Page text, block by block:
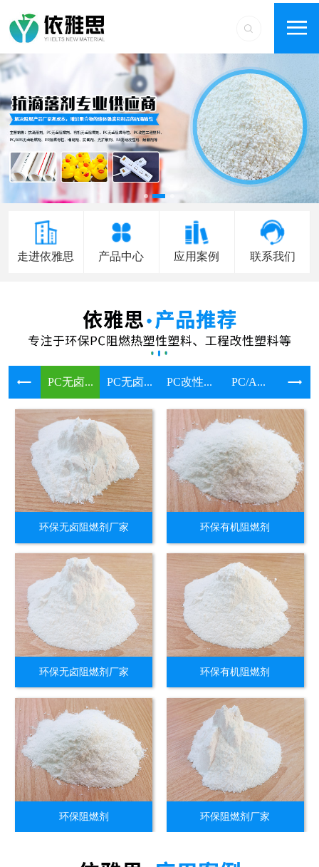
走进依雅思 产品中心 应用案例 联系我们
PC无卤... PC无卤... PC改性... PC/A... 溴系
环保无卤阻燃剂厂家 环保有机阻燃剂
环保无卤阻燃剂厂家 环保有机阻燃剂
环保阻燃剂 环保阻燃剂厂家